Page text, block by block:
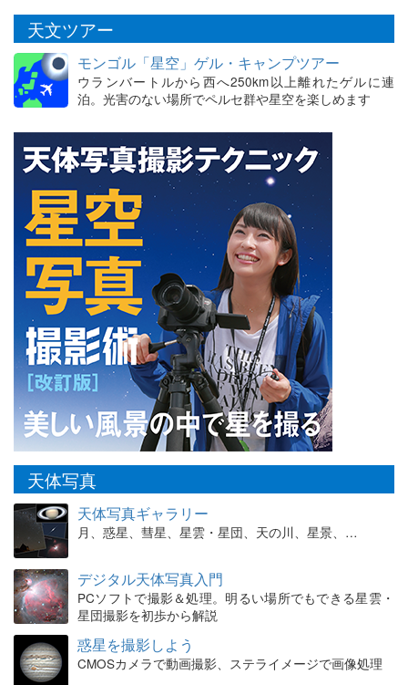
天文ツアー
モンゴル「星空」ゲル・キャンプツアー
ウランバートルから西へ250km以上離れたゲルに連
泊。光害のない場所でペルセ群や星空を楽しめます
天体写真
天体写真ギャラリー
月、惑星、彗星、星雲・星団、天の川、星景、…
デジタル天体写真入門
PCソフトで撮影＆処理。明るい場所でもできる星雲・
星団撮影を初歩から解説
惑星を撮影しよう
CMOSカメラで動画撮影、ステライメージで画像処理